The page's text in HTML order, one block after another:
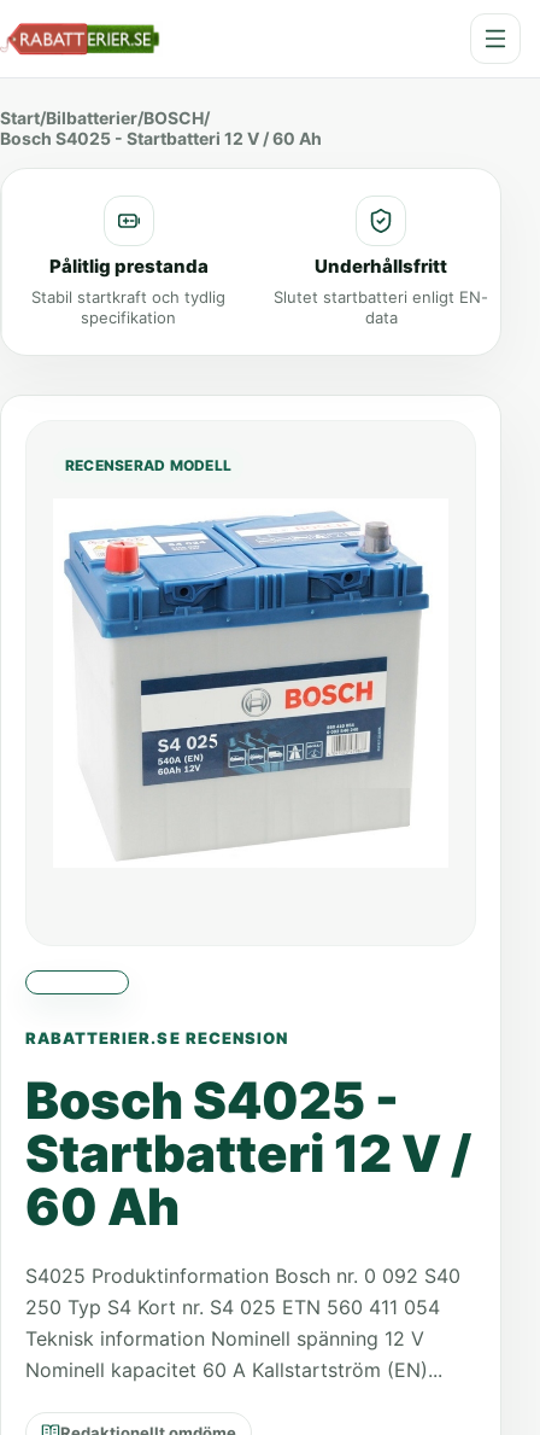
Start/Bilbatterier/BOSCH/
Bosch S4025 - Startbatteri 12 V / 60 Ah
Pålitlig prestanda
Stabil startkraft och tydlig
specifikation
Underhållsfritt
Slutet startbatteri enligt EN-
data
RECENSERAD MODELL
RABATTERIER.SE RECENSION
Bosch S4025 -
Startbatteri 12 V /
60 Ah
S4025 Produktinformation Bosch nr. 0 092 S40
250 Typ S4 Kort nr. S4 025 ETN 560 411 054
Teknisk information Nominell spänning 12 V
Nominell kapacitet 60 A Kallstartström (EN)...